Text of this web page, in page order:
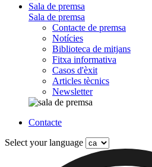
Sala de premsa
Sala de premsa
Contacte de premsa
Notícies
Biblioteca de mitjans
Fitxa informativa
Casos d'èxit
Articles tècnics
Newsletter
Contacte
Select your language